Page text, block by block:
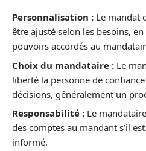
Personnalisation : Le mandat
être ajusté selon les besoins,
pouvoirs accordés au
Choix du mandataire : Le
liberté la personne de
décisions, généralement un
Responsabilité : Le
des comptes au mandant s’il
informé.